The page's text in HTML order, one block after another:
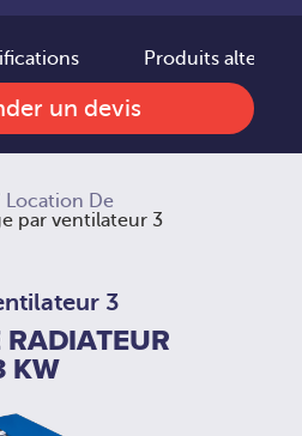
Produits
un devis
Location De
par ventilateur 3
3
KW